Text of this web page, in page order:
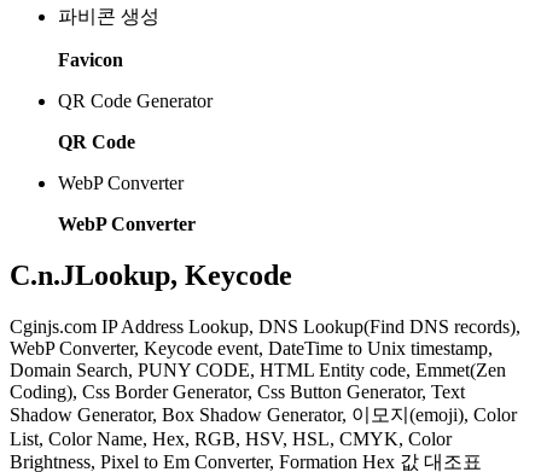
파비콘 생성
Favicon
QR Code Generator
QR Code
WebP Converter
WebP Converter
C.n.JLookup, Keycode
Cginjs.com IP Address Lookup, DNS Lookup(Find DNS records),
WebP Converter, Keycode event, DateTime to Unix timestamp,
Domain Search, PUNY CODE, HTML Entity code, Emmet(Zen
Coding), Css Border Generator, Css Button Generator, Text
Shadow Generator, Box Shadow Generator, 이모지(emoji), Color
List, Color Name, Hex, RGB, HSV, HSL, CMYK, Color
Brightness, Pixel to Em Converter, Formation Hex 값 대조표